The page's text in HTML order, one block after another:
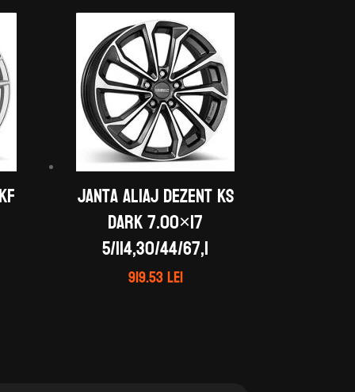
Janta aliaj DEZENT KS
dark 7.00×17
5/114,30/44/67,1
919.53lei